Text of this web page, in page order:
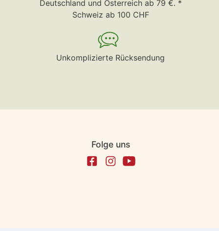
Deutschland und Österreich ab 79 €. *
Schweiz ab 100 CHF
Unkomplizierte Rücksendung
Folge uns